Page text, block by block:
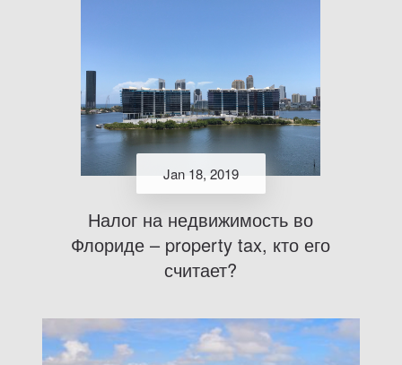
Jan 18, 2019
Налог на недвижимость во
Флориде – property tax, кто его
считает?